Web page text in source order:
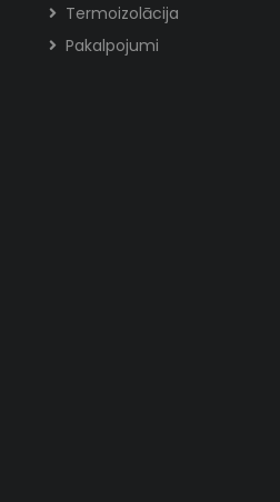
Termoizolācija
Pakalpojumi